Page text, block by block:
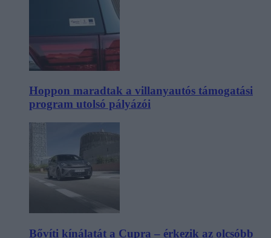
Hoppon maradtak a villanyautós támogatási
program utolsó pályázói
Bővíti kínálatát a Cupra – érkezik az olcsóbb